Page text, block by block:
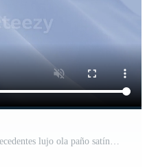
resumen sensibilidad azul seda antecedentes lujo ola paño satín pastel color tela. oro Leche líquido ola chapoteo, ondulado fluido textura. revoloteando material. 3d animación movimiento diseño fondo de pantalla Vídeo Pro